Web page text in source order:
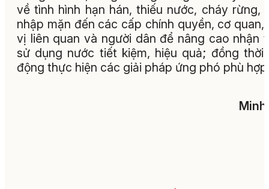
về tình hình hạn hán, thiếu nước, cháy rừng,
nhập mặn đến các cấp chính quyền, cơ quan,
vị liên quan và người dân để nâng cao nhận
sử dụng nước tiết kiệm, hiệu quả; đồng thời
động thực hiện các giải pháp ứng phó phù